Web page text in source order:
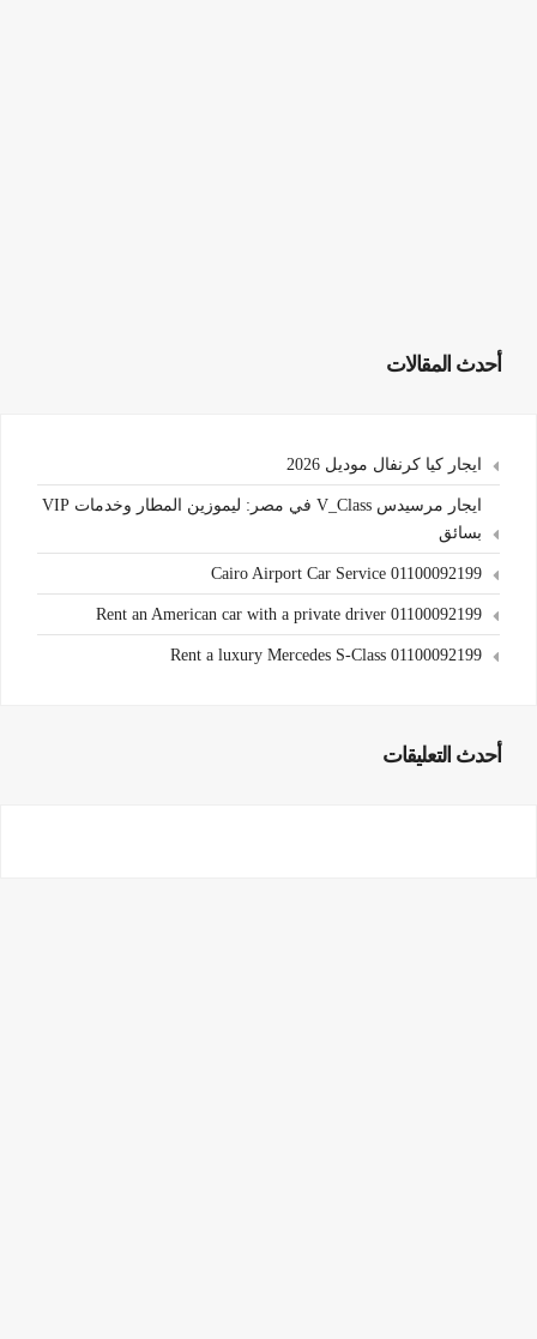
أحدث المقالات
ايجار كيا كرنفال موديل 2026
ايجار مرسيدس V_Class في مصر: ليموزين المطار وخدمات VIP
بسائق
Cairo Airport Car Service 01100092199
Rent an American car with a private driver 01100092199
Rent a luxury Mercedes S-Class 01100092199
أحدث التعليقات